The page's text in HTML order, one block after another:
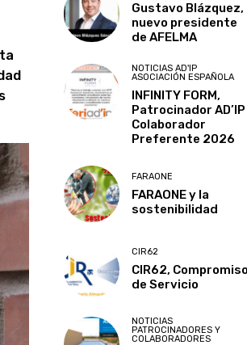
Gustavo Blázquez,
nuevo presidente
de AFELMA
NOTICIAS AD'IP
ASOCIACIÓN ESPAÑOLA
INFINITY FORM,
Patrocinador AD’IP
Colaborador
Preferente 2026
FARAONE
FARAONE y la
sostenibilidad
CIR62
CIR62, Compromiso
de Servicio
NOTICIAS
PATROCINADORES Y
COLABORADORES